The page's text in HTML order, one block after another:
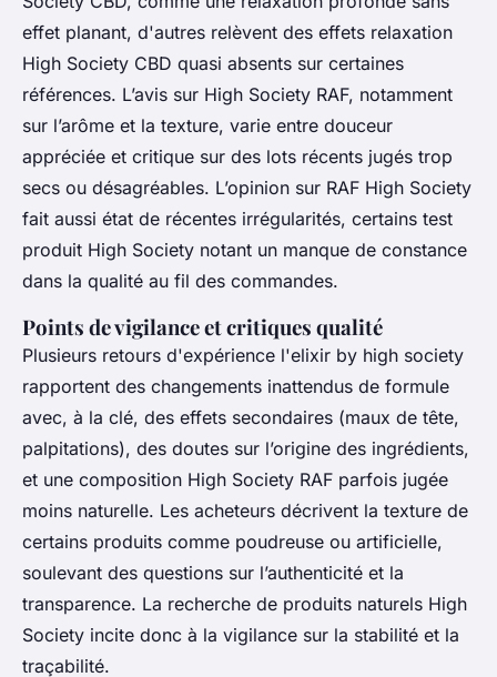
effet planant, d'autres relèvent des effets relaxation
High Society CBD quasi absents sur certaines
références. L’avis sur High Society RAF, notamment
sur l’arôme et la texture, varie entre douceur
appréciée et critique sur des lots récents jugés trop
secs ou désagréables. L’opinion sur RAF High Society
fait aussi état de récentes irrégularités, certains test
produit High Society notant un manque de constance
dans la qualité au fil des commandes.
Points de vigilance et critiques qualité
Plusieurs retours d'expérience l'elixir by high society
rapportent des changements inattendus de formule
avec, à la clé, des effets secondaires (maux de tête,
palpitations), des doutes sur l’origine des ingrédients,
et une composition High Society RAF parfois jugée
moins naturelle. Les acheteurs décrivent la texture de
certains produits comme poudreuse ou artificielle,
soulevant des questions sur l’authenticité et la
transparence. La recherche de produits naturels High
Society incite donc à la vigilance sur la stabilité et la
traçabilité.